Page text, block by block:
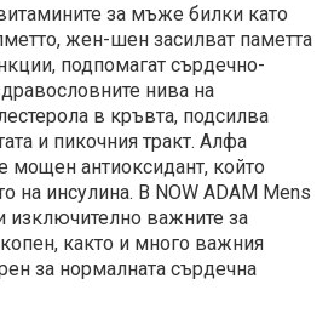
за мъже билки като
жен-шен засилват паметта
подпомагат сърдечно-
нива на
в кръвта, подсилва
и пикочния тракт. Алфа
мощен антиоксидант, който
на инсулина. В NOW ADAM Mens
изключително важните за
както и много важния
за нормалната сърдечна